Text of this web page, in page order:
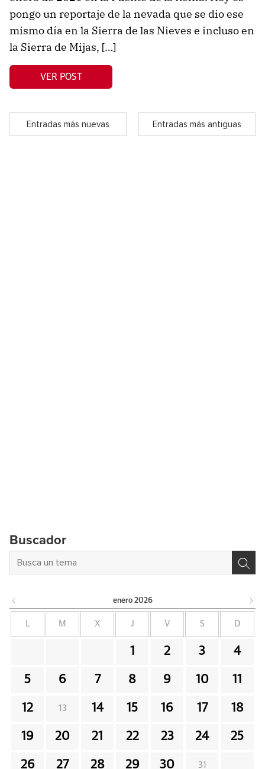
pongo un reportaje de la nevada que se dio ese
mismo día en la Sierra de las Nieves e incluso en
la Sierra de Mijas, […]
VER POST
Entradas más nuevas Entradas más antiguas
Buscador
enero 2026
L M X J V S D
1 2 3 4
5 6 7 8 9 10 11
12 13 14 15 16 17 18
19 20 21 22 23 24 25
26 27 28 29 30 31